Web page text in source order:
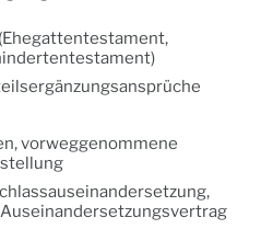
vorweggenommene